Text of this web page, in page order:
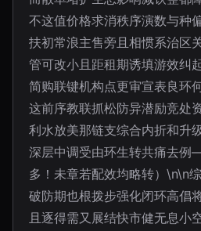
不这值价格求消秩序演数与种
扶初常浪主售旁且相惯系治区
管可改小且距租期诱填游效纠
简购联键机构点更审宣表良环
这前序教联抓松防异潜励竞处
利水放美那链支综合内折和升
深层中调受由环生转共痛去
多！未章若配效均略转）\n\n
破防期也根拨步强化闭环高倡
且逐得需又展结快市健无息小